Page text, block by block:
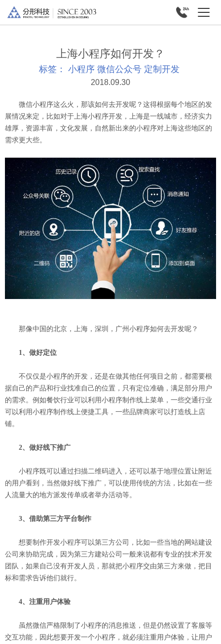
上海小程序如何开发？
标签： 小程序 微信公众号 定制开发
2018.09.30
微信小程序这么火，那该如何去开发呢？这得根据每个地区的发
展情况来定，比如对于上海小程序开发，上海是一线城市，经济实力
雄厚，资源丰富，文化发展，自然新出来的小程序对上海这些地区的
需求更大些。
那像中国的北京，上海，深圳，广州小程序如何去开发呢？
1、做好定位
不仅仅是小程序的开发，还是在做其他任何项目之前，都需要根
据自己的产品和行业找准自己的位置，只有定位准确，满足部分用户
的需求。例如餐饮行业可以利用小程序制作线上菜单，一些交通行业
可以利用小程序制作线上便捷工具，一些品牌商家可以打造线上店
铺。
2、做好线下推广
小程序既可以通过扫描二维码进入，还可以基于地理位置让附近
的用户看到，当然做好线下推广，可以使用传统的方法，比如在一些
人流量大的地方派发传单或者举办活动等。
3、借助第三方平台制作
想要制作开发小程序可以第三方公司，比如一些当地的网站建设
公司来协助完成，因为第三方建站公司一般来说都有专业的技术开发
团队，如果自己没有开发人员，那就把小程序交由第三方来做，把目
标和需求告诉他们就行。
4、注重用户体验
虽然微信严格限制了小程序的消息推送，但是仍然设置了客服等
交互功能，因此想要开发一个小程序，就必须注重用户体验，让用户